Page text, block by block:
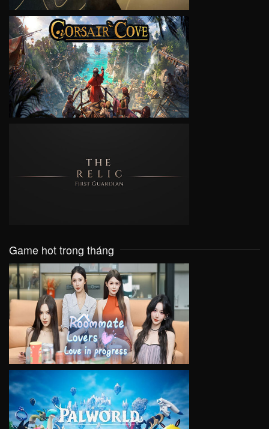
VIEW
VIEW
Game hot trong tháng
VIEW
VIEW